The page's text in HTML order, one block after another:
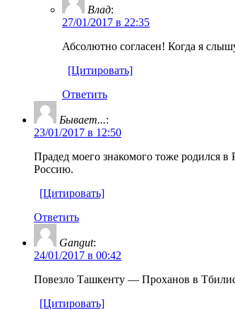
Влад:
27/01/2017 в 22:35
Абсолютно согласен! Когда я
[Цитировать]
Ответить
Бывает...:
23/01/2017 в 12:50
Прадед моего знакомого тоже родился
Россию.
[Цитировать]
Ответить
Gangut:
24/01/2017 в 00:42
Повезло Ташкенту — Проханов в
[Цитировать]